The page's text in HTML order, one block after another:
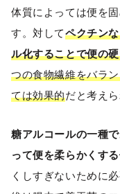
体質によっては便を
す。対してペクチン
ル化することで便の
つの食物繊維をバラ
ては効果的だと考えら
糖アルコールの一種
って便を柔らかくす
くしすぎないために